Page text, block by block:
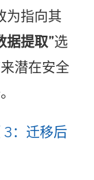
为指向其
据提取”选
潜在安全
3：迁移后